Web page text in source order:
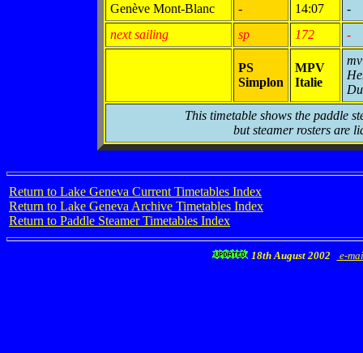
Genève Mont-Blanc
- 14:07
-
next sailing
sp 172 -
PS
Simplon
MPV
Italie
mv
This timetable shows the paddle
but steamer rosters are
Return to Lake Geneva Current Timetables Index
Return to Lake Geneva Archive Timetables Index
Return to Paddle Steamer Timetables Index
18th August 2002 e-